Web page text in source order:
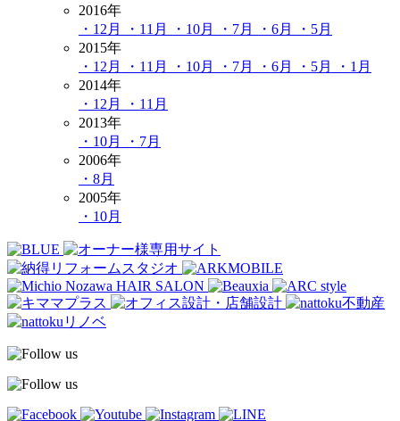
2016年
・12月
・11月 ・10月 ・7月 ・6月
・5月
2015年
・12月
・11月 ・10月 ・7月 ・6月 ・5月
・1月
2014年
・12月
・11月
2013年
・10月
・7月
2006年
・8月
2005年
・10月